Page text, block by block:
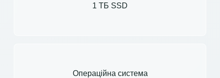
1 ТБ SSD
Операційна система